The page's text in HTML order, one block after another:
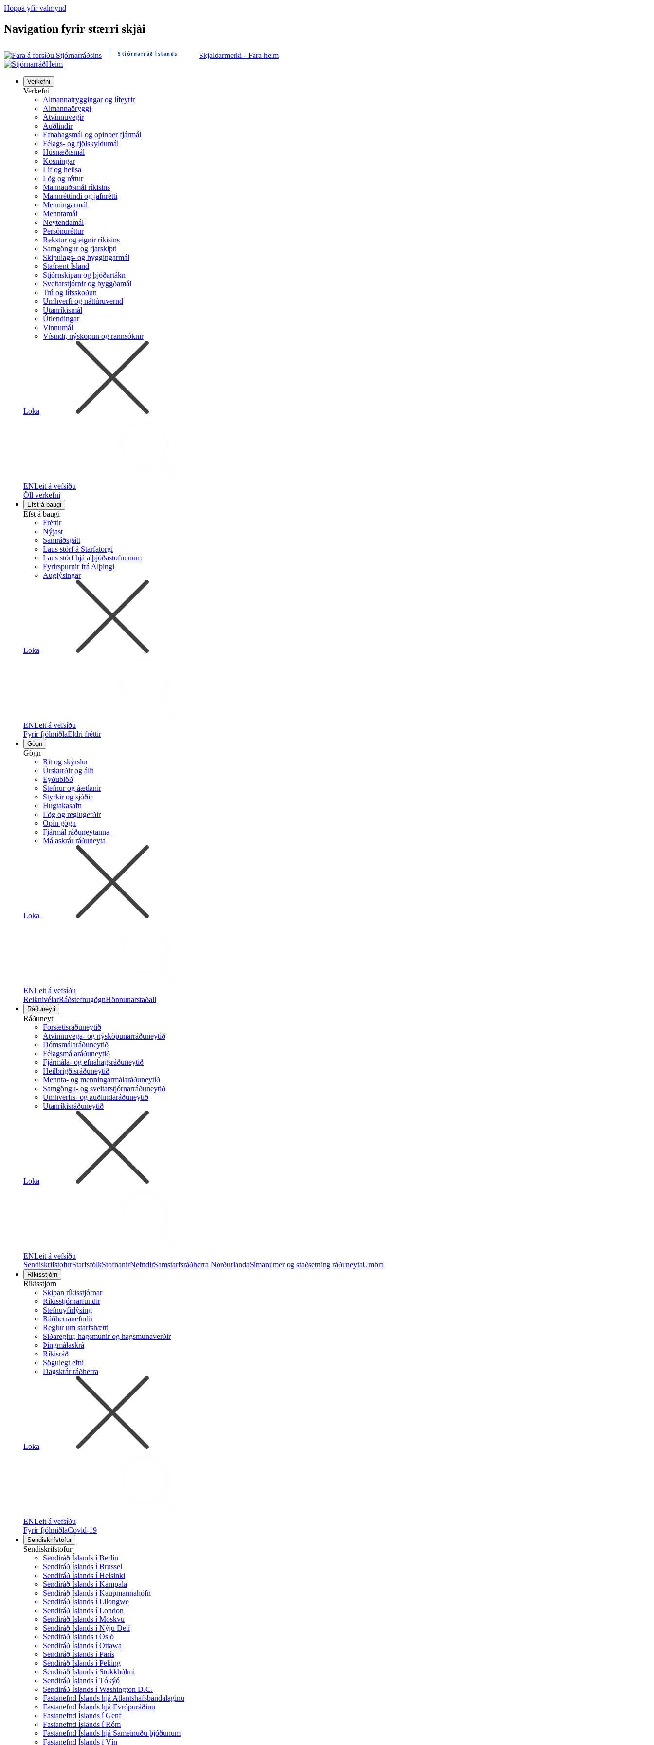
Hoppa yfir valmynd
Navigation fyrir stærri skjái
Stjórnarráð Íslands
Skjaldarmerki - Fara heim
Heim
Verkefni
Verkefni
Almannatryggingar og lífeyrir
Almannaöryggi
Atvinnuvegir
Auðlindir
Efnahagsmál og opinber fjármál
Félags- og fjölskyldumál
Húsnæðismál
Kosningar
Líf og heilsa
Lög og réttur
Mannauðsmál ríkisins
Mannréttindi og jafnrétti
Menningarmál
Menntamál
Neytendamál
Persónuréttur
Rekstur og eignir ríkisins
Samgöngur og fjarskipti
Skipulags- og byggingarmál
Stafrænt Ísland
Stjórnskipan og þjóðartákn
Sveitarstjórnir og byggðamál
Trú og lífsskoðun
Umhverfi og náttúruvernd
Utanríkismál
Útlendingar
Vinnumál
Vísindi, nýsköpun og rannsóknir
Loka
ENLeit á vefsíðu
Öll verkefni
Efst á baugi
Efst á baugi
Fréttir
Nýjast
Samráðsgátt
Laus störf á Starfatorgi
Laus störf hjá alþjóðastofnunum
Fyrirspurnir frá Alþingi
Auglýsingar
Loka
ENLeit á vefsíðu
Fyrir fjölmiðlaEldri fréttir
Gögn
Gögn
Rit og skýrslur
Úrskurðir og álit
Eyðublöð
Stefnur og áætlanir
Styrkir og sjóðir
Hugtakasafn
Lög og reglugerðir
Opin gögn
Fjármál ráðuneytanna
Málaskrár ráðuneyta
Loka
ENLeit á vefsíðu
ReiknivélarRáðstefnugögnHönnunarstaðall
Ráðuneyti
Ráðuneyti
Forsætisráðuneytið
Atvinnuvega- og nýsköpunarráðuneytið
Dómsmálaráðuneytið
Félagsmálaráðuneytið
Fjármála- og efnahagsráðuneytið
Heilbrigðisráðuneytið
Mennta- og menningarmálaráðuneytið
Samgöngu- og sveitarstjórnarráðuneytið
Umhverfis- og auðlindaráðuneytið
Utanríkisráðuneytið
Loka
ENLeit á vefsíðu
SendiskrifstofurStarfsfólkStofnanirNefndirSamstarfsráðherra NorðurlandaSímanúmer og staðsetning ráðuneytaUmbra
Ríkisstjórn
Ríkisstjórn
Skipan ríkisstjórnar
Ríkisstjórnarfundir
Stefnuyfirlýsing
Ráðherranefndir
Reglur um starfshætti
Siðareglur, hagsmunir og hagsmunaverðir
Þingmálaskrá
Ríkisráð
Sögulegt efni
Dagskrár ráðherra
Loka
ENLeit á vefsíðu
Fyrir fjölmiðlaCovid-19
Sendiskrifstofur
Sendiskrifstofur
Sendiráð Íslands í Berlín
Sendiráð Íslands í Brussel
Sendiráð Íslands í Helsinki
Sendiráð Íslands í Kampala
Sendiráð Íslands í Kaupmannahöfn
Sendiráð Íslands í Lilongwe
Sendiráð Íslands í London
Sendiráð Íslands í Moskvu
Sendiráð Íslands í Nýju Delí
Sendiráð Íslands í Osló
Sendiráð Íslands í Ottawa
Sendiráð Íslands í París
Sendiráð Íslands í Peking
Sendiráð Íslands í Stokkhólmi
Sendiráð Íslands í Tókýó
Sendiráð Íslands í Washington D.C.
Fastanefnd Íslands hjá Atlantshafsbandalaginu
Fastanefnd Íslands hjá Evrópuráðinu
Fastanefnd Íslands í Genf
Fastanefnd Íslands í Róm
Fastanefnd Íslands hjá Sameinuðu þjóðunum
Fastanefnd Íslands í Vín